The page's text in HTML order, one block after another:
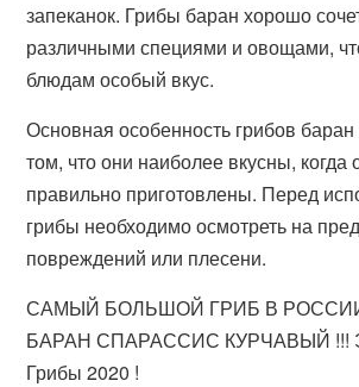
запеканок. Грибы баран хорошо
различными специями и овощами,
блюдам особый вкус.
Основная особенность грибов баран
том, что они наиболее вкусны, когда
правильно приготовлены. Перед
грибы необходимо осмотреть на
повреждений или плесени.
САМЫЙ БОЛЬШОЙ ГРИБ В
БАРАН СПАРАССИС КУРЧАВЫЙ !!!
Грибы 2020 !